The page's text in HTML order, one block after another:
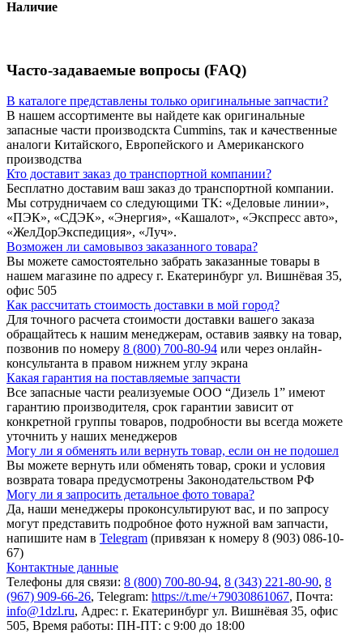
Наличие
Часто-задаваемые вопросы (FAQ)
В каталоге представлены только оригинальные запчасти?
В нашем ассортименте вы найдете как оригинальные
запасные части производскта Cummins, так и качественные
аналоги Китайского, Европейского и Американского
производства
Кто доставит заказ до транспортной компании?
Бесплатно доставим ваш заказ до транспортной компании.
Мы сотрудничаем со следующими ТК: «Деловые линии»,
«ПЭК», «СДЭК», «Энергия», «Кашалот», «Экспресс авто»,
«ЖелДорЭкспедиция», «Луч».
Возможен ли самовывоз заказанного товара?
Вы можете самостоятельно забрать заказанные товары в
нашем магазине по адресу г. Екатеринбург ул. Вишнёвая 35,
офис 505
Как рассчитать стоимость доставки в мой город?
Для точного расчета стоимости доставки вашего заказа
обращайтесь к нашим менеджерам, оставив заявку на товар,
позвонив по номеру 8 (800) 700-80-94 или через онлайн-
консультанта в правом нижнем углу экрана
Какая гарантия на поставляемые запчасти
Все запасные части реализуемые ООО “Дизель 1” имеют
гарантию производителя, срок гарантии зависит от
конкретной группы товаров, подробности вы всегда можете
уточнить у наших менеджеров
Могу ли я обменять или вернуть товар, если он не подошел
Вы можете вернуть или обменять товар, сроки и условия
возврата товара предусмотрены Законодательством РФ
Могу ли я запросить детальное фото товара?
Да, наши менеджеры проконсультируют вас, и по запросу
могут представить подробное фото нужной вам запчасти,
напишите нам в Telegram (привязан к номеру 8 (903) 086-10-
67)
Контактные данные
Телефоны для связи: 8 (800) 700-80-94, 8 (343) 221-80-90, 8
(967) 909-66-26, Telegram: https://t.me/+79030861067, Почта:
info@1dzl.ru, Адрес: г. Екатеринбург ул. Вишнёвая 35, офис
505, Время работы: ПН-ПТ: с 9:00 до 18:00